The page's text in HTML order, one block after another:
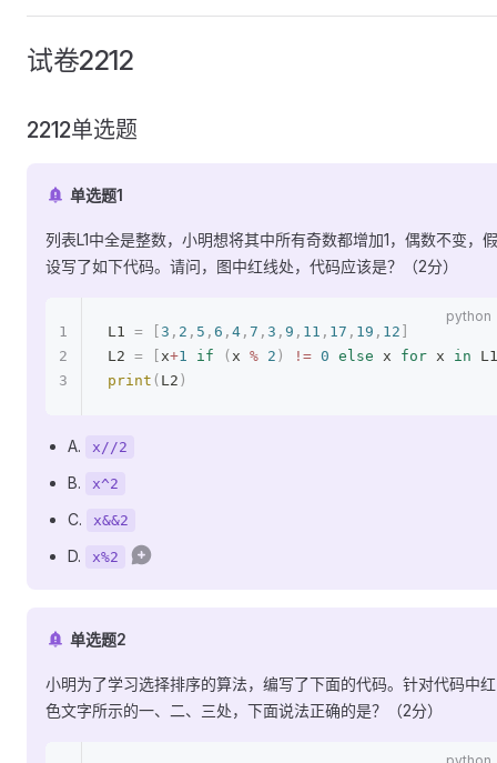
    if
Gray_scale <= 132:
# 只有灰度值小于等
        count
print
试卷2212
2212单选题
单选题1
列表L1中全是整数，小明想将其中所有奇数都增加1，偶数不变，假
设写了如下代码。请问，图中红线处，代码应该是？（2分）
L1 = [3 , 2 , 5 , 6 , 4 , 7 , 3 , 9 , 11 , 17 , 19 , 12 ]
L2 = [ x+1 if ( x % 2 ) != 0 else x for x in L1
print ( L2 )
A. x//2
B. x^2
C. x&&2
D. x%2
单选题2
小明为了学习选择排序的算法，编写了下面的代码。针对代码中红
色文字所示的一、二、三处，下面说法正确的是？（2分）